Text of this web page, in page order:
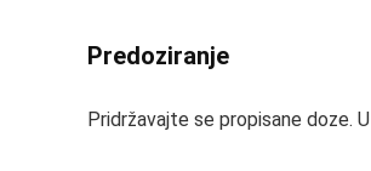
Predoziranje
Pridržavajte se propisane doze.